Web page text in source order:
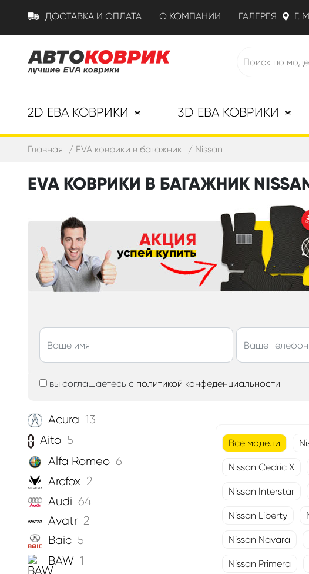
ДОСТАВКА И ОПЛАТА О КОМПАНИИ ГАЛЕРЕЯ Г.
2D ЕВА КОВРИКИ 3D ЕВА КОВРИКИ
Главная EVA коврики в багажник Nissan
EVA КОВРИКИ В БАГАЖНИК
вы соглашаетесь с политикой конфеденциальности
Acura 13
Aito 5
Alfa Romeo 6
Arcfox 2
Audi 64
Avatr 2
Baic 5
BAW 1
Все модели
Nissan Cedric X
Nissan Interstar
Nissan Liberty
Nissan Navara
Nissan Primera